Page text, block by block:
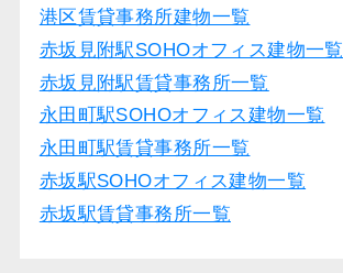
港区賃貸事務所建物一覧
赤坂見附駅SOHOオフィス建物一覧
赤坂見附駅賃貸事務所一覧
永田町駅SOHOオフィス建物一覧
永田町駅賃貸事務所一覧
赤坂駅SOHOオフィス建物一覧
赤坂駅賃貸事務所一覧